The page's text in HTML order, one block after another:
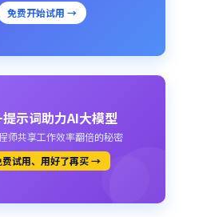
免费开始试用 →
示词助力AI大模型
师共享工作效率翻倍的秘密
费试用、用好了再买 →